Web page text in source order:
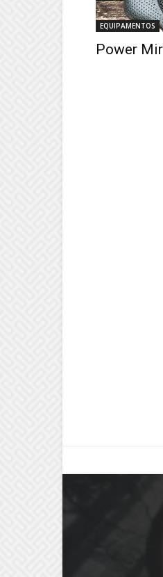
EQUIPAMENTOS
Power